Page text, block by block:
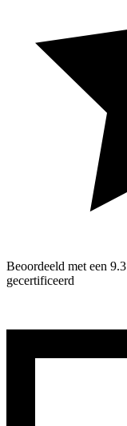
Beoordeeld met een 9.3
gecertificeerd